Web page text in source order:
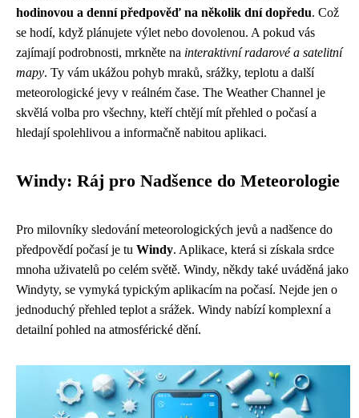
hodinovou a denní předpověď na několik dní dopředu. Což
se hodí, když plánujete výlet nebo dovolenou. A pokud vás
zajímají podrobnosti, mrkněte na interaktivní radarové a satelitní
mapy. Ty vám ukážou pohyb mraků, srážky, teplotu a další
meteorologické jevy v reálném čase. The Weather Channel je
skvělá volba pro všechny, kteří chtějí mít přehled o počasí a
hledají spolehlivou a informačně nabitou aplikaci.
Windy: Ráj pro Nadšence do Meteorologie
Pro milovníky sledování meteorologických jevů a nadšence do
předpovědí počasí je tu Windy. Aplikace, která si získala srdce
mnoha uživatelů po celém světě. Windy, někdy také uváděná jako
Windyty, se vymyká typickým aplikacím na počasí. Nejde jen o
jednoduchý přehled teplot a srážek. Windy nabízí komplexní a
detailní pohled na atmosférické dění.